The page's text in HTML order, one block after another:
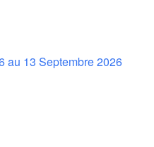
au 13 Septembre 2026